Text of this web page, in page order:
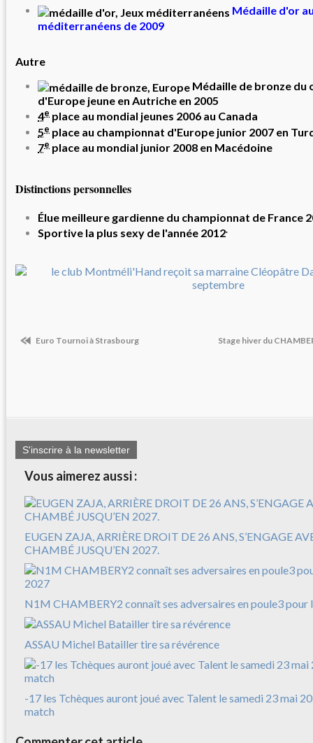
Médaille d'or
méditerranéens de 2009
Autre
Médaille de bronze du
d'Europe jeune en Autriche en 2005
4e place au mondial jeunes 2006 au Canada
5e place au championnat d'Europe junior 2007 en
7e place au mondial junior 2008 en Macédoine
Distinctions personnelles
Élue meilleure gardienne du championnat de France
Sportive la plus sexy de l'année 2012.
Euro Tournoi à Strasbourg Stage hiver du
S'inscrire à la newsletter
Vous aimerez aussi :
EUGEN ZAJA, ARRIÈRE DROIT DE 26 ANS, S’ENGAGE
CHAMBÉ JUSQU’EN 2027.
N1M CHAMBERY2 connaît ses adversaires en poule3 pour
ASSAU Michel Batailler tire sa révérence
-17 les Tchèques auront joué avec Talent le samedi 23 mai
match